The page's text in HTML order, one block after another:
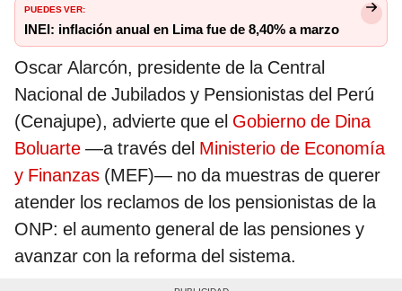
PUEDES VER:
INEI: inflación anual en Lima fue de 8,40% a marzo
Oscar Alarcón, presidente de la Central
Nacional de Jubilados y Pensionistas del Perú
(Cenajupe), advierte que el Gobierno de Dina
Boluarte —a través del Ministerio de Economía
y Finanzas (MEF)— no da muestras de querer
atender los reclamos de los pensionistas de la
ONP: el aumento general de las pensiones y
avanzar con la reforma del sistema.